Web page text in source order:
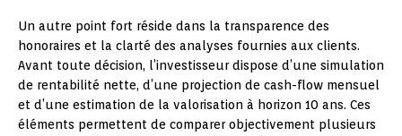
Un autre point fort réside dans la transparence des
honoraires et la clarté des analyses fournies aux clients.
Avant toute décision, l’investisseur dispose d’une simulation
de rentabilité nette, d’une projection de cash-flow mensuel
et d’une estimation de la valorisation à horizon 10 ans. Ces
éléments permettent de comparer objectivement plusieurs